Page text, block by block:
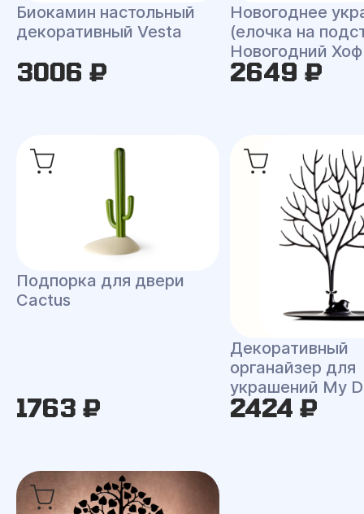
Биокамин настольный
декоративный Vesta
3006 ₽
Новогоднее
(елочка на
Новогодний Хоф
2649 ₽
Подпорка для двери
Cactus
1763 ₽
Декоративный
органайзер для
украшений My
2424 ₽